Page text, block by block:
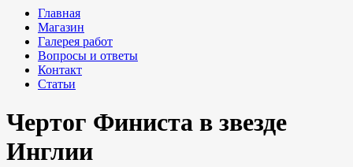
Главная
Магазин
Галерея работ
Вопросы и ответы
Контакт
Статьи
Чертог Финиста в звезде
Инглии